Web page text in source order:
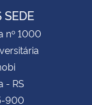
SEDE
nº 1000
- RS
900